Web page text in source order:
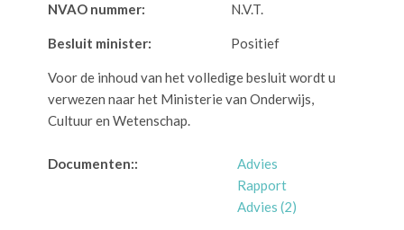
NVAO nummer: N.V.T.
Besluit minister: Positief
Voor de inhoud van het volledige besluit wordt u
verwezen naar het Ministerie van Onderwijs,
Cultuur en Wetenschap.
Documenten::
Advies
Rapport
Advies (2)